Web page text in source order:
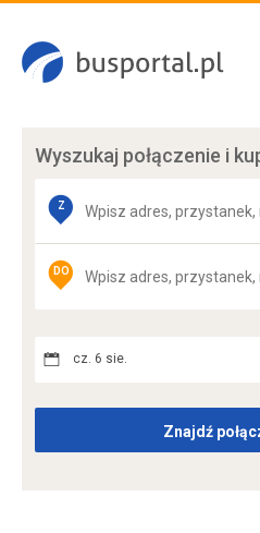
Wyszukaj połączenie i
Z
DO
cz. 6 sie.
Znajdź